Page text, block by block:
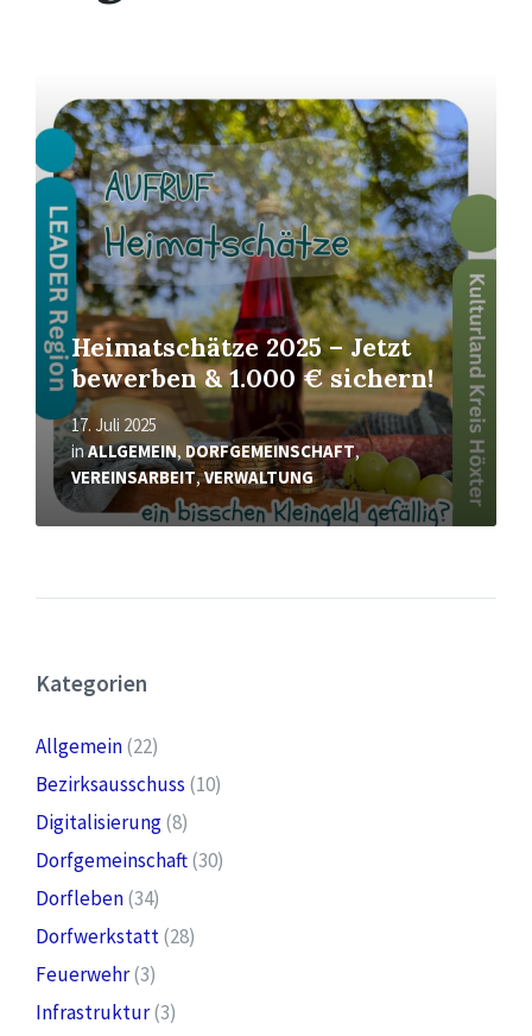
Heimatschätze 2025 – Jetzt
bewerben & 1.000 € sichern!
17. Juli 2025
inALLGEMEIN, DORFGEMEINSCHAFT,
VEREINSARBEIT,VERWALTUNG
erfahren
Kategorien
Allgemein(22)
Bezirksausschuss (10)
Digitalisierung(8)
Dorfgemeinschaft(30)
Dorfleben(34)
Dorfwerkstatt(28)
Feuerwehr(3)
Infrastruktur(3)